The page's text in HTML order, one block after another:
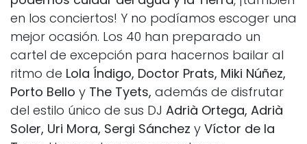
en los conciertos! Y no podíamos escoger una
mejor ocasión. Los 40 han preparado un
cartel de excepción para hacernos bailar al
ritmo de Lola Índigo, Doctor Prats, Miki Núñez,
Porto Bello y The Tyets, además de disfrutar
del estilo único de sus DJ Adrià Ortega, Adrià
Soler, Uri Mora, Sergi Sánchez y Víctor de la